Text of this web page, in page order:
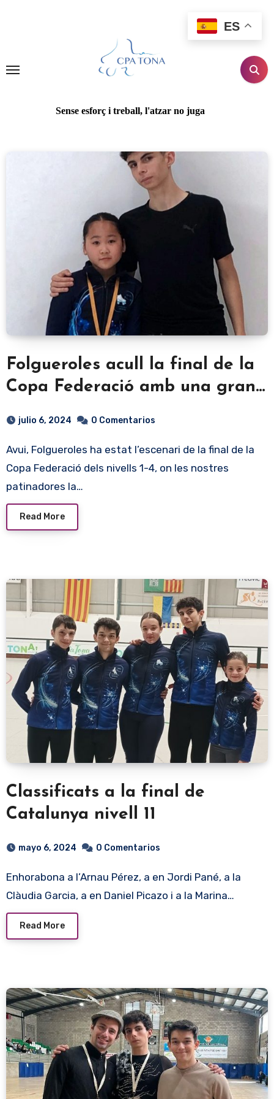
Sense esforç i treball, l'atzar no juga
Folgueroles acull la final de la
Copa Federació amb una gran
julio 6, 2024 0 Comentarios
Avui, Folgueroles ha estat l’escenari de la final de la
Copa Federació dels nivells 1-4, on les nostres
patinadores la…
Read More
Classificats a la final de
Catalunya nivell 11
mayo 6, 2024 0 Comentarios
Enhorabona a l’Arnau Pérez, a en Jordi Pané, a la
Clàudia Garcia, a en Daniel Picazo i a la Marina…
Read More
ES